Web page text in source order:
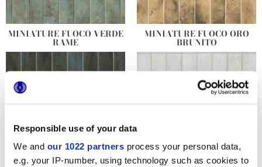
Responsible use of your data
We and our 1022 partners process your personal data,
e.g. your IP-number, using technology such as cookies to
MINIATURE FUOCO VERDE
RAME
MINIATURE FUOCO ORO
BRUNITO